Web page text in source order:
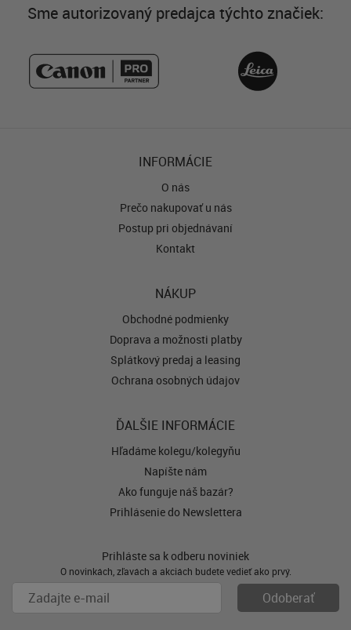
Sme autorizovaný predajca týchto značiek:
INFORMÁCIE
O nás
Prečo nakupovať u nás
Postup pri objednávaní
Kontakt
NÁKUP
Obchodné podmienky
Doprava a možnosti platby
Splátkový predaj a leasing
Ochrana osobných údajov
ĎALŠIE INFORMÁCIE
Hľadáme kolegu/kolegyňu
Napíšte nám
Ako funguje náš bazár?
Prihlásenie do Newslettera
Prihláste sa k odberu noviniek
O novinkách, zľavách a akciách budete vedieť ako prvý.